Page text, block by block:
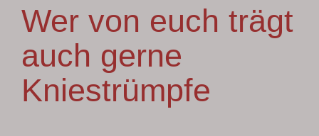
Wer von euch trägt
auch gerne
Kniestrümpfe